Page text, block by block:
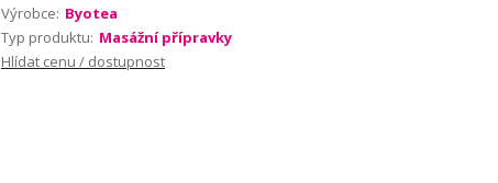
Výrobce: Byotea
Typ produktu: Masážní přípravky
Hlídat cenu / dostupnost